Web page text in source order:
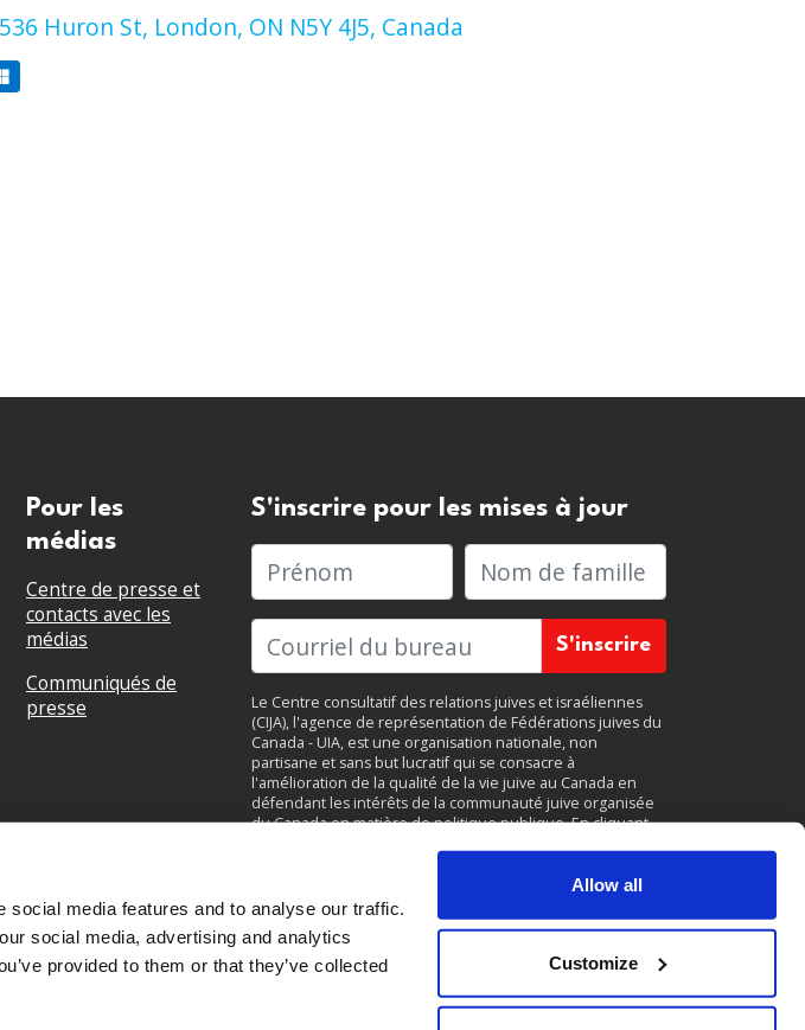
media features and to analyse our traffic.
social media, advertising and analytics
provided to them or that they’ve collected
Allow all
Customize
536 Huron St, London, ON N5Y 4J5, Canada
Pour les
médias
Centre de presse et
contacts avec les
médias
Communiqués de
presse
S'inscrire pour les mises à jour
Prénom Nom de famille
Le Centre consultatif des relations juives et israéliennes
(CIJA), l'agence de représentation de Fédérations juives du
Canada - UIA, est une organisation nationale, non
partisane et sans but lucratif qui se consacre à
l'amélioration de la qualité de la vie juive au Canada en
défendant les intérêts de la communauté juive organisée
du Canada en matière de politique publique. En cliquant